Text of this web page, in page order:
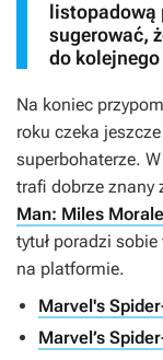
listopadową
sugerować,
do
Na koniec
roku czeka
superbohaterze.
trafi dobrze znany
Man: Miles
tytuł poradzi
na platformie.
Marvel's
Marvel’s